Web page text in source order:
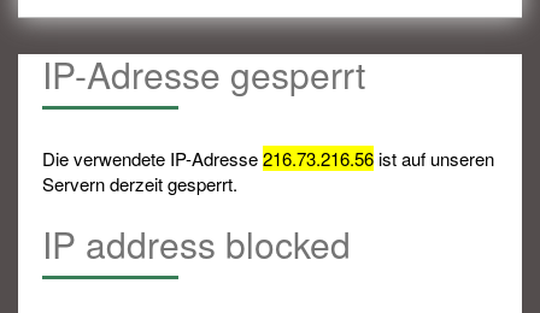
IP-Adresse gesperrt
Die verwendete IP-Adresse216.73.216.56ist auf unseren
Servern derzeit gesperrt.
IP address blocked